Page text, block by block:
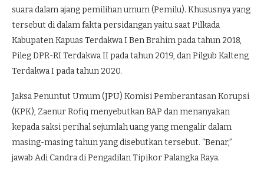
suara dalam ajang pemilihan umum (Pemilu). Khususnya yang
tersebut di dalam fakta persidangan yaitu saat Pilkada
Kabupaten Kapuas Terdakwa I Ben Brahim pada tahun 2018,
Pileg DPR-RI Terdakwa II pada tahun 2019, dan Pilgub Kalteng
Terdakwa I pada tahun 2020.
Jaksa Penuntut Umum (JPU) Komisi Pemberantasan Korupsi
(KPK), Zaenur Rofiq menyebutkan BAP dan menanyakan
kepada saksi perihal sejumlah uang yang mengalir dalam
masing-masing tahun yang disebutkan tersebut. “Benar,”
jawab Adi Candra di Pengadilan Tipikor Palangka Raya.